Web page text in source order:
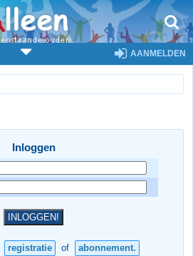
AANMELDEN
Inloggen
registratie of abonnement.